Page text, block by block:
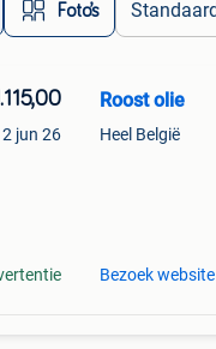
Foto’s
2 jun 26
Roost olie
Heel België
Bezoek website